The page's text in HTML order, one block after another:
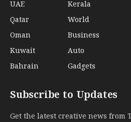
UAE
Qatar
Oman
Kuwait
Bahrain
Kerala
World
Business
Auto
Gadgets
Subscribe to Updates
Get the latest creative news from